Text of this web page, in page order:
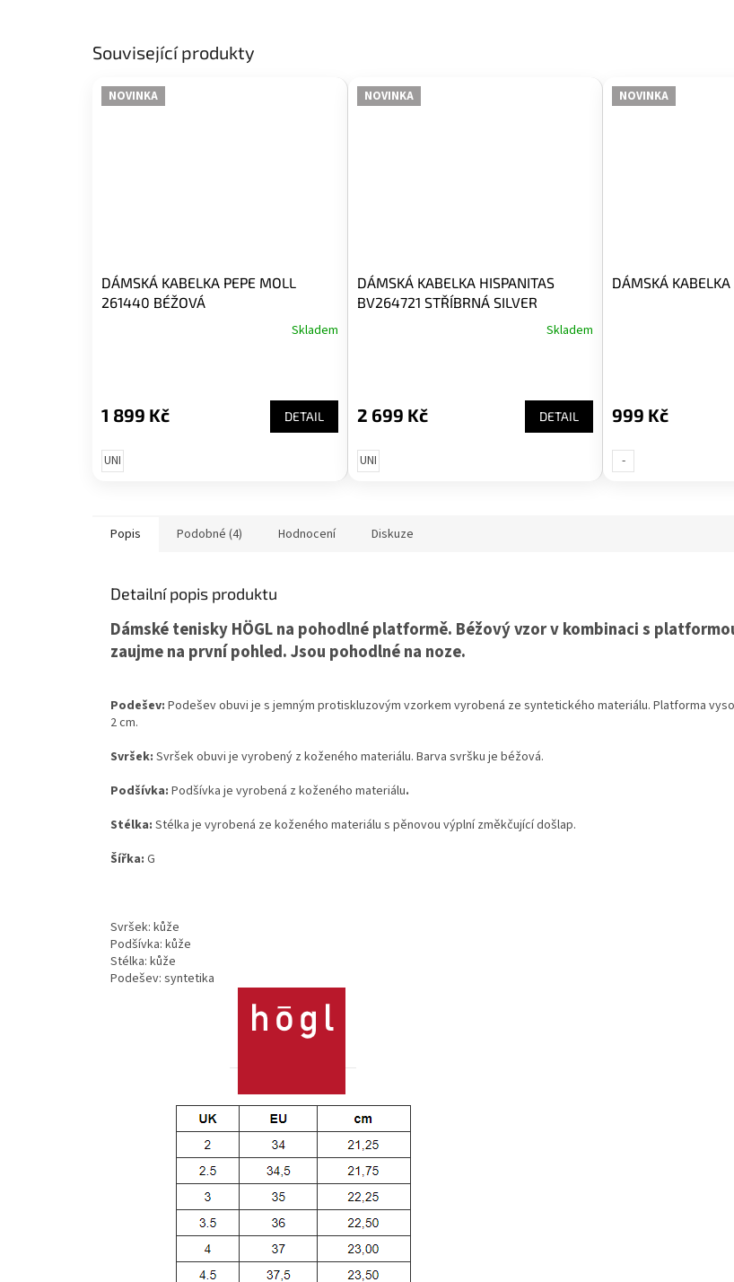
Související produkty
NOVINKA
DÁMSKÁ KABELKA PEPE MOLL
261440 BÉŽOVÁ
Skladem
1 899 Kč DETAIL
UNI
NOVINKA
DÁMSKÁ KABELKA HISPANITAS
BV264721 STŘÍBRNÁ SILVER
Skladem
2 699 Kč DETAIL
UNI
NOVINKA
DÁMSKÁ
999 Kč
-
UNI-
Popis Podobné (4) Hodnocení Diskuze
Detailní popis produktu
Dámské tenisky HÖGL na pohodlné platformě. Béžový vzor v kombinaci s
zaujme na první pohled. Jsou pohodlné na noze.
Podešev: Podešev obuvi je s jemným protiskluzovým vzorkem vyrobená ze syntetického materiálu. Platforma
2 cm.
Svršek: Svršek obuvi je vyrobený z koženého materiálu. Barva svršku je béžová.
Podšívka: Podšívka je vyrobená z koženého materiálu.
Stélka: Stélka je vyrobená ze koženého materiálu s pěnovou výplní změkčující došlap.
Šířka: G
Svršek: kůže
Podšívka: kůže
Stélka: kůže
Podešev: syntetika